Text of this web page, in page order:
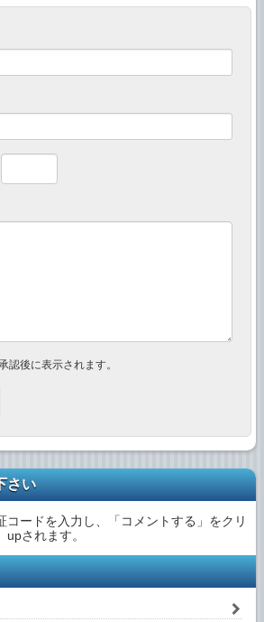
認後に表示されます。
さい
コードを入力し、「コメントする」をクリ
されます。